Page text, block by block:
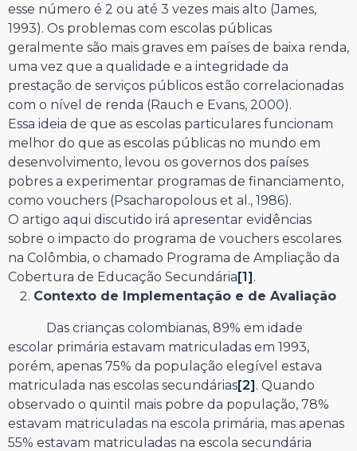
esse número é 2 ou até 3 vezes mais alto (James,
1993). Os problemas com escolas públicas
geralmente são mais graves em países de baixa renda,
uma vez que a qualidade e a integridade da
prestação de serviços públicos estão correlacionadas
com o nível de renda (Rauch e Evans, 2000).
Essa ideia de que as escolas particulares funcionam
melhor do que as escolas públicas no mundo em
desenvolvimento, levou os governos dos países
pobres a experimentar programas de financiamento,
como vouchers (Psacharopolous et al., 1986).
O artigo aqui discutido irá apresentar evidências
sobre o impacto do programa de vouchers escolares
na Colômbia, o chamado Programa de Ampliação da
Cobertura de Educação Secundária[1].
Contexto de Implementação e de Avaliação
Das crianças colombianas, 89% em idade
escolar primária estavam matriculadas em 1993,
porém, apenas 75% da população elegível estava
matriculada nas escolas secundárias[2]. Quando
observado o quintil mais pobre da população, 78%
estavam matriculadas na escola primária, mas apenas
55% estavam matriculadas na escola secundária